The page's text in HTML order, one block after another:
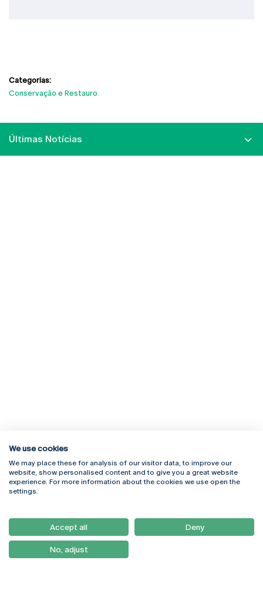
Categorias:
Conservação e Restauro
Últimas Notícias
Rua Diogo Botelho 1327
4169-005 Porto
+351 226 196 240
Campus Online
Webmail
Como Chegar
Newsletter
We use cookies
We may place these for analysis of our visitor data, to improve our
website, show personalised content and to give you a great website
experience. For more information about the cookies we use open the
settings.
Accept all Deny
No, adjust